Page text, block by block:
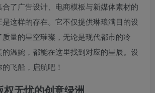
了广告设计、电商模板与新媒体素材的
这样的存在。它不仅提供琳琅满目的设
量的星空璀璨，无论是现代都市的冷
温婉，都能在这里找到对应的星辰。设
飞船，启航吧！
无忧的创意绿洲